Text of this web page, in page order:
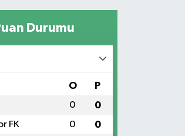
Durumu
O P
0 0
FK 0 0